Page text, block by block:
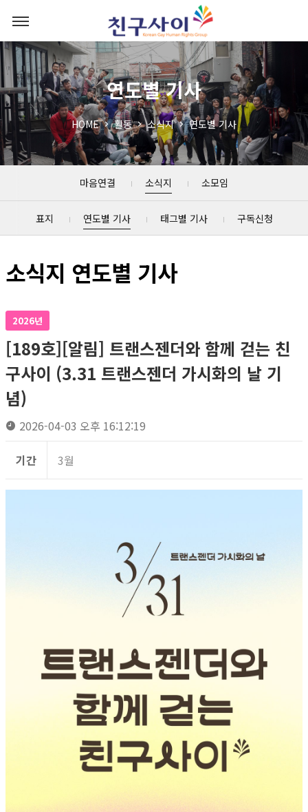
연도별 기사
HOME 활동 소식지 연도별 기사
마음연결 소식지 소모임
표지 연도별 기사 태그별 기사 구독신청
소식지 연도별 기사
2026년
[189호][알림] 트랜스젠더와 함께 걷는 친
구사이 (3.31 트랜스젠더 가시화의 날 기
념)
2026-04-03 오후 16:12:19
기간 3월